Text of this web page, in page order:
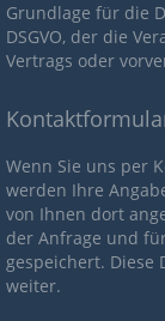
Grundlage für die
DSGVO, der die
Vertrags oder
Wenn Sie uns per
werden Ihre
von Ihnen dort
der Anfrage und
gespeichert. Diese
weiter.